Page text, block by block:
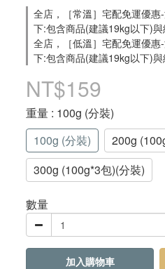
全店，［常溫］宅配免運優
下:包含商品(建議19kg以下)
全店，［低溫］宅配免運優
下:包含商品(建議19kg以下)
NT$159
重量 : 100g (分裝)
100g (分裝)
200g
300g (100g*3包)(分裝)
數量
加入購物車